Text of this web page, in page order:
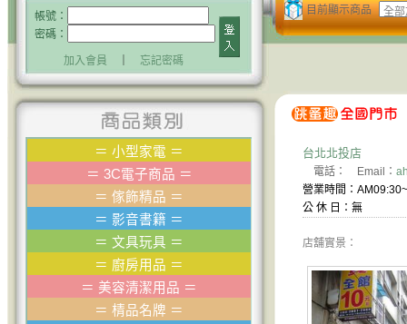
帳號：
密碼：
加入會員 忘記密碼
目前顯示商品
＝ 小型家電 ＝
＝ 3C電子商品 ＝
＝ 傢飾精品 ＝
＝ 影音書籍 ＝
＝ 文具玩具 ＝
＝ 廚房用品 ＝
＝ 美容清潔用品 ＝
＝ 棈品名牌 ＝
台北北投店
電話： Email：
營業時間：
公 休 日：無
店舖實景：